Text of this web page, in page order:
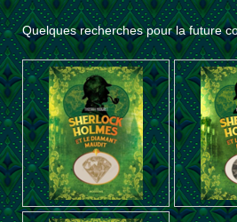
Quelques recherches pour la future